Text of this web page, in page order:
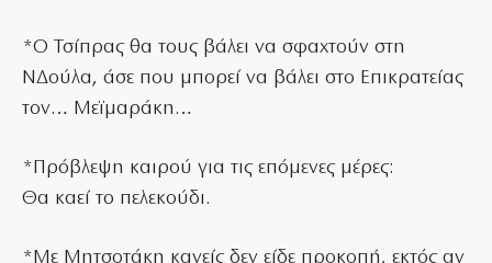
*Ο Τσίπρας θα τους βάλει να σφαχτούν στη
ΝΔούλα, άσε που μπορεί να βάλει στο Επικρατείας
τον… Μεϊμαράκη…
*Πρόβλεψη καιρού για τις επόμενες μέρες:
Θα καεί το πελεκούδι.
*Mε Μητσοτάκη κανείς δεν είδε προκοπή, εκτός αν